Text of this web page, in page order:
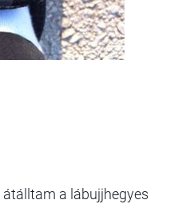
a lábujjhegyes